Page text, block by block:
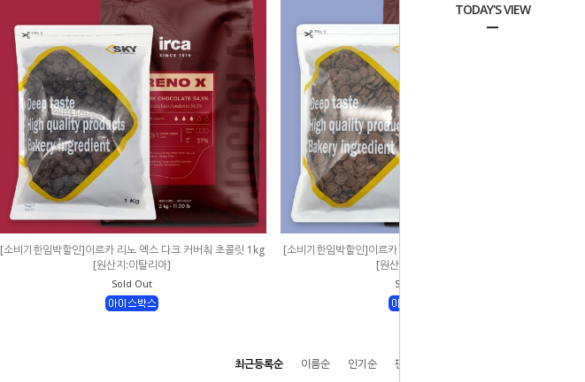
TODAY'S VIEW
[소비기한임박할인]이르카 리노 엑스 다크 커버춰 초콜릿 1kg
[원산지:이탈리아]
Sold Out
[소비기한임박할인]이르카 리노 엑스 밀크 커버춰 초콜릿 1kg
[원산지:이탈리아]
Sold Out
최근등록순 이름순 인기순 판매순